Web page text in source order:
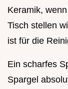
Keramik,
Tisch stellen
ist für die
Ein scharfes
Spargel